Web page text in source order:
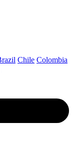
Chile Colombia